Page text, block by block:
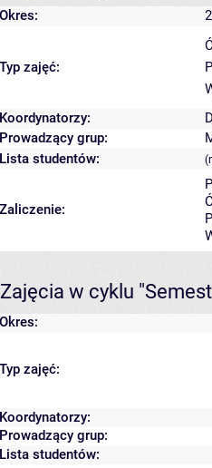
Okres:
Typ zajęć:
Koordynatorzy:
Prowadzący grup:
Lista studentów:
Zaliczenie:
Zajęcia w cyklu
Okres:
Typ zajęć:
Koordynatorzy:
Prowadzący grup:
Lista studentów: